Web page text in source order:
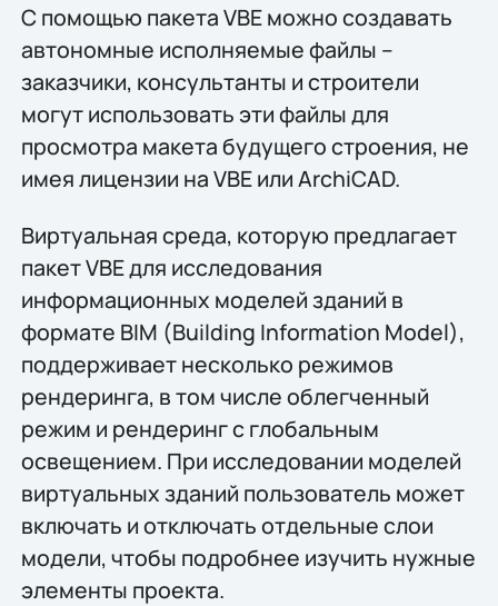
С помощью пакета VBE можно создавать
автономные исполняемые файлы –
заказчики, консультанты и строители
могут использовать эти файлы для
просмотра макета будущего строения, не
имея лицензии на VBE или ArchiCAD.
Виртуальная среда, которую предлагает
пакет VBE для исследования
информационных моделей зданий в
формате BIM (Building Information Model),
поддерживает несколько режимов
рендеринга, в том числе облегченный
режим и рендеринг с глобальным
освещением. При исследовании моделей
виртуальных зданий пользователь может
включать и отключать отдельные слои
модели, чтобы подробнее изучить нужные
элементы проекта.